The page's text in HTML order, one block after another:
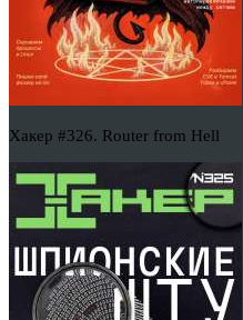
Хакер #326. Router from Hell